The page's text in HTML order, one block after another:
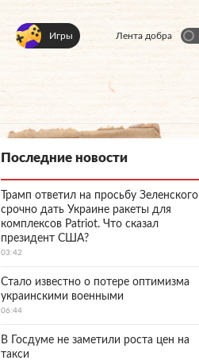
Игры Лента добра
Последние новости
Трамп ответил на просьбу Зеленского
срочно дать Украине ракеты для
комплексов Patriot. Что сказал
президент США?
03:42
Стало известно о потере оптимизма
украинскими военными
06:44
В Госдуме не заметили роста цен на
такси